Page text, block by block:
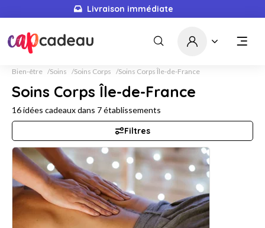
Livraison immédiate
Bien-être Soins Soins Corps Soins Corps Île-de-France
Soins Corps Île-de-France
16idées cadeaux dans 7établissements
Filtres